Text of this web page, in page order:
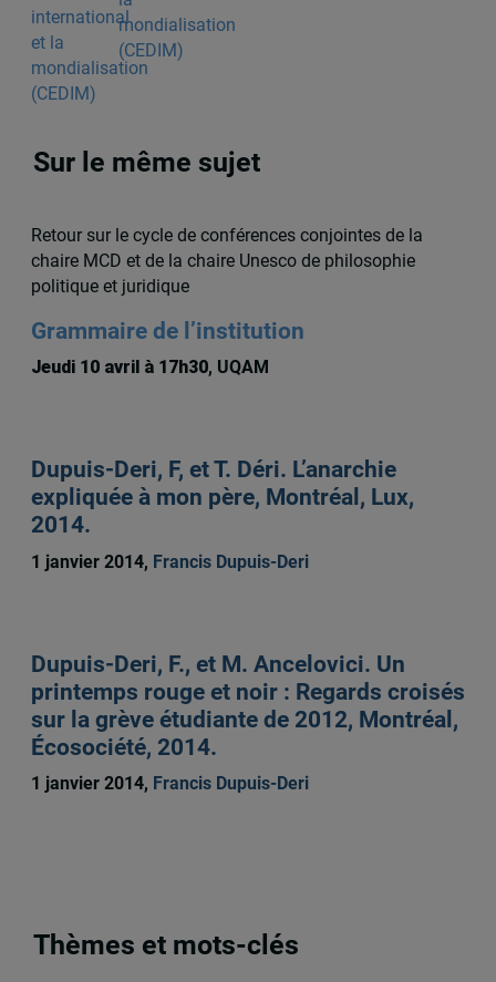
mondialisation
(CEDIM)
Sur le même sujet
Retour sur le cycle de conférences conjointes de la
chaire MCD et de la chaire Unesco de philosophie
politique et juridique
Grammaire de l’institution
Jeudi 10 avril à 17h30, UQAM
Dupuis-Deri, F, et T. Déri. L’anarchie
expliquée à mon père, Montréal, Lux,
2014.
1 janvier 2014, Francis Dupuis-Deri
Dupuis-Deri, F., et M. Ancelovici. Un
printemps rouge et noir : Regards croisés
sur la grève étudiante de 2012, Montréal,
Écosociété, 2014.
1 janvier 2014, Francis Dupuis-Deri
Thèmes et mots-clés